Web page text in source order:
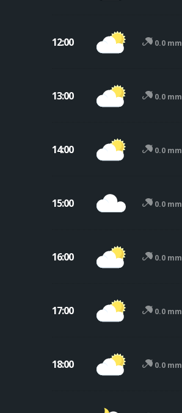
12:00 0.0 mm
13:00 0.0 mm
14:00 0.0 mm
15:00 0.0 mm
16:00 0.0 mm
17:00 0.0 mm
18:00 0.0 mm